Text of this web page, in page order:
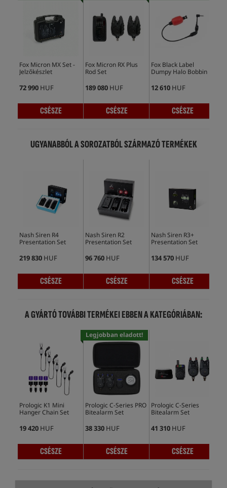
Fox Micron MX Set -
Jelzőkészlet
72 990 HUF
CSÉSZE
Fox Micron RX Plus
Rod Set
189 080 HUF
CSÉSZE
Fox Black Label
Dumpy Halo Bobbin
12 610 HUF
CSÉSZE
UGYANABBÓL A SOROZATBÓL SZÁRMAZÓ TERMÉKEK
Nash Siren R4
Presentation Set
219 830 HUF
CSÉSZE
Nash Siren R2
Presentation Set
96 760 HUF
CSÉSZE
Nash Siren R3+
Presentation Set
134 570 HUF
CSÉSZE
A GYÁRTÓ TOVÁBBI TERMÉKEI EBBEN A KATEGÓRIÁBAN:
Prologic K1 Mini
Hanger Chain Set
19 420 HUF
CSÉSZE
Legjobban eladott!
Prologic C-Series PRO
Bitealarm Set
38 330 HUF
CSÉSZE
Prologic C-Series
Bitealarm Set
41 310 HUF
CSÉSZE